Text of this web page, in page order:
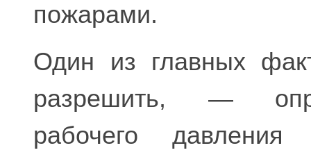
пожарами.
Один из главных
разрешить, —
рабочего